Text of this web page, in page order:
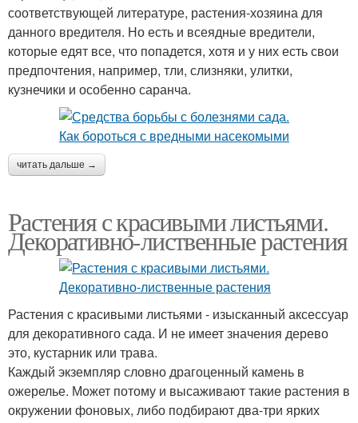
соответствующей литературе, растения-хозяина для
данного вредителя. Но есть и всеядные вредители,
которые едят все, что попадется, хотя и у них есть свои
предпочтения, например, тли, слизняки, улитки,
кузнечики и особенно саранча.
читать дальше →
Растения с красивыми листьями.
Декоративно-лиственные растения
Растения с красивыми листьями - изысканный аксессуар
для декоративного сада. И не имеет значения дерево
это, кустарник или трава.
Каждый экземпляр словно драгоценный камень в
ожерелье. Может потому и высаживают такие растения в
окружении фоновых, либо подбирают два-три ярких